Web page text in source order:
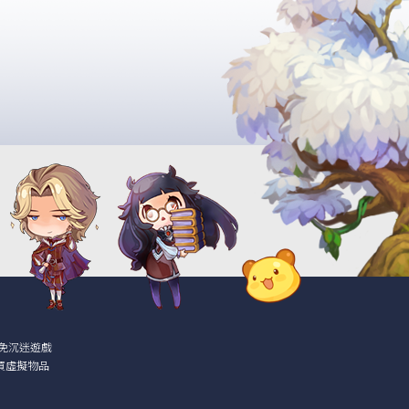
沉迷遊戲
虛擬物品